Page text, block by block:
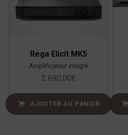
Rega Elicit MK5
Amplificateur intégré
2 690,00€
AJOUTER AU PANIER